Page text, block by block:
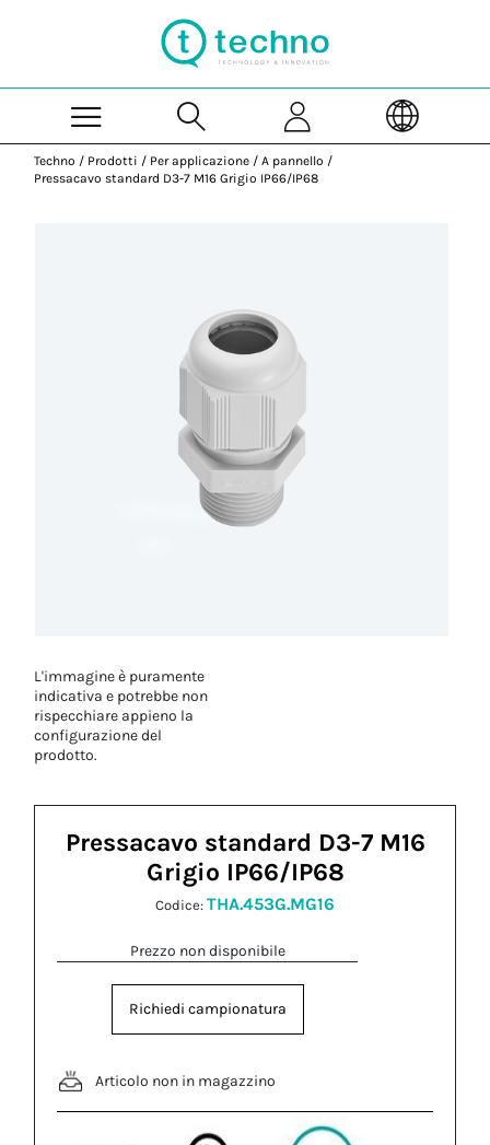
Techno / Prodotti / Per applicazione / A pannello /
Pressacavo standard D3-7 M16 Grigio IP66/IP68
L'immagine è puramente
indicativa e potrebbe non
rispecchiare appieno la
configurazione del
prodotto.
Pressacavo standard D3-7 M16
Grigio IP66/IP68
Codice: THA.453G.MG16
Prezzo non disponibile
Richiedi campionatura
Articolo non in magazzino